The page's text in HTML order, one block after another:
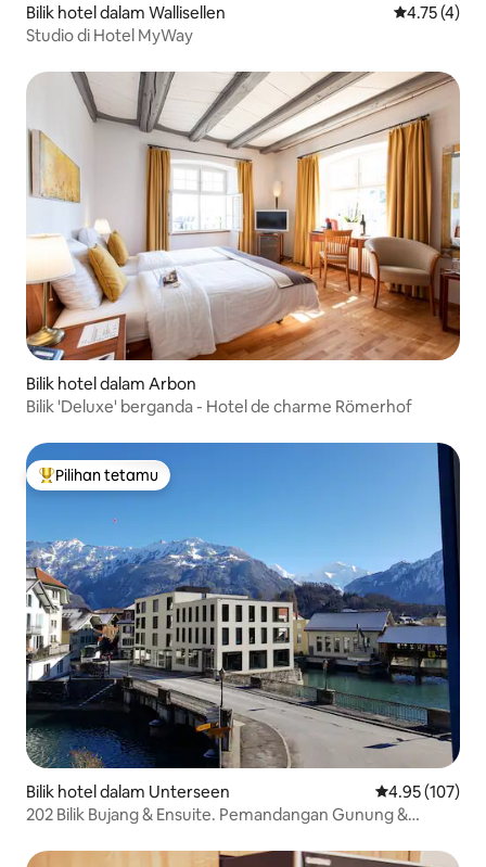
Bilik hotel dalam Wallisellen Penarafan
4.75 (4)
Studio di Hotel MyWay
Bilik hotel dalam Arbon
Bilik 'Deluxe' berganda - Hotel de charme Römerhof
Pilihan utama tetamu
Pilihan tetamu
Bilik hotel dalam Unterseen Penarafan
4.95 (107)
202 Bilik Bujang & Ensuite. Pemandangan Gunung &